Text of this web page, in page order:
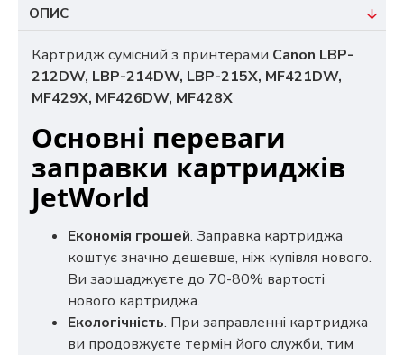
ОПИС
Картридж сумісний з принтерами Canon LBP-
212DW, LBP-214DW, LBP-215X, MF421DW,
MF429X, MF426DW, MF428X
Основні переваги
заправки картриджів
JetWorld
Економія грошей. Заправка картриджа
коштує значно дешевше, ніж купівля нового.
Ви заощаджуєте до 70-80% вартості
нового картриджа.
Екологічність. При заправленні картриджа
ви продовжуєте термін його служби, тим